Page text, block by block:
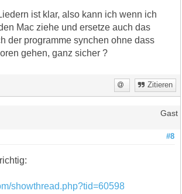
ist klar, also kann ich wenn ich
Mac ziehe und ersetze auch das
der programme synchen ohne dass
gehen, ganz sicher ?
Zitieren
Gast
#8
showthread.php?tid=60598